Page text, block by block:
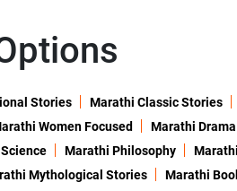
Stories Marathi Classic Stories
Women Focused Marathi Drama
Marathi Philosophy
Mythological Stories Marathi